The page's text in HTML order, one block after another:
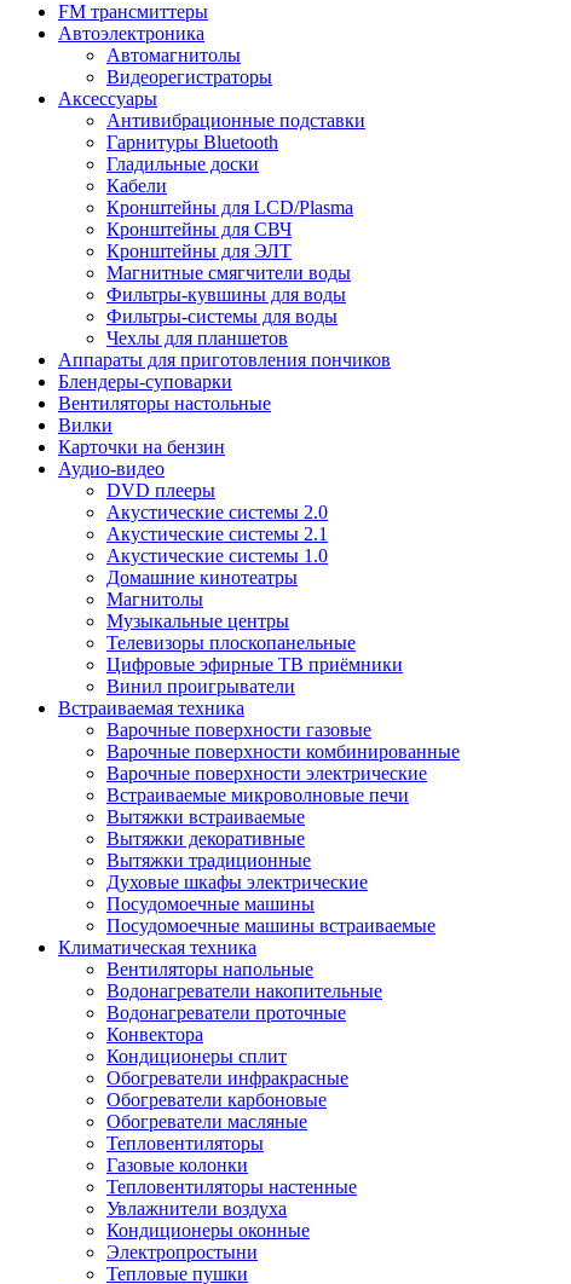
FM трансмиттеры
Автоэлектроника
Автомагнитолы
Видеорегистраторы
Аксессуары
Антивибрационные подставки
Гарнитуры Bluetooth
Гладильные доски
Кабели
Кронштейны для LCD/Plasma
Кронштейны для СВЧ
Кронштейны для ЭЛТ
Магнитные смягчители воды
Фильтры-кувшины для воды
Фильтры-системы для воды
Чехлы для планшетов
Аппараты для приготовления пончиков
Блендеры-суповарки
Вентиляторы настольные
Вилки
Карточки на бензин
Аудио-видео
DVD плееры
Акустические системы 2.0
Акустические системы 2.1
Акустические системы 1.0
Домашние кинотеатры
Магнитолы
Музыкальные центры
Телевизоры плоскопанельные
Цифровые эфирные ТВ приёмники
Винил проигрыватели
Встраиваемая техника
Варочные поверхности газовые
Варочные поверхности комбинированные
Варочные поверхности электрические
Встраиваемые микроволновые печи
Вытяжки встраиваемые
Вытяжки декоративные
Вытяжки традиционные
Духовые шкафы электрические
Посудомоечные машины
Посудомоечные машины встраиваемые
Климатическая техника
Вентиляторы напольные
Водонагреватели накопительные
Водонагреватели проточные
Конвектора
Кондиционеры сплит
Обогреватели инфракрасные
Обогреватели карбоновые
Обогреватели масляные
Тепловентиляторы
Газовые колонки
Тепловентиляторы настенные
Увлажнители воздуха
Кондиционеры оконные
Электропростыни
Тепловые пушки